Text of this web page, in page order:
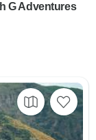
G Adventures